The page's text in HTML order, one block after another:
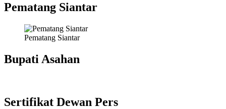
Pematang Siantar
Pematang Siantar
Bupati Asahan
Sertifikat Dewan Pers